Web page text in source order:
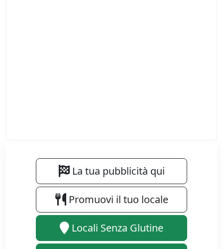
La tua pubblicità qui
Promuovi il tuo locale
Locali Senza Glutine